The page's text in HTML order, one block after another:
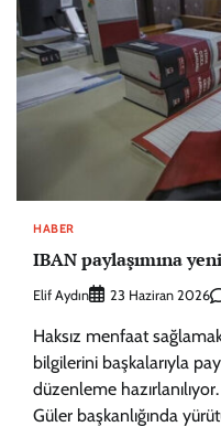
HABER
IBAN paylaşımına
Elif Aydın 23 Haziran 2026
Haksız menfaat
bilgilerini başkalarıyla
düzenleme
Güler başkanlığında